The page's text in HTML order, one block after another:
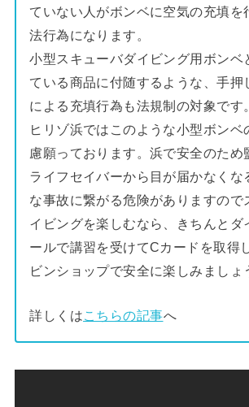
ていない人がボンベに空気の充填を
法行為になります。
小型スキューバダイビング用ボンベ
ている商品に付随するような、手押
による充填行為も法規制の対象です。
ヒリゾ浜ではこのような小型ボンベ
慮願っております。浜で安全のため
ライフセイバーから目が届かなくな
な事故に繋がる危険がありますので
イビングを楽しむなら、きちんとダ
ールで講習を受けてCカードを取得
ビンショップで安全に楽しみましょ
詳しくはこちらの記事へ